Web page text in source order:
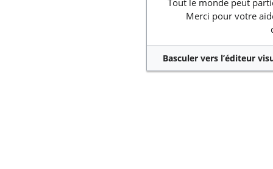
Tout le monde peut
Merci pour votre
Basculer vers l’éditeur